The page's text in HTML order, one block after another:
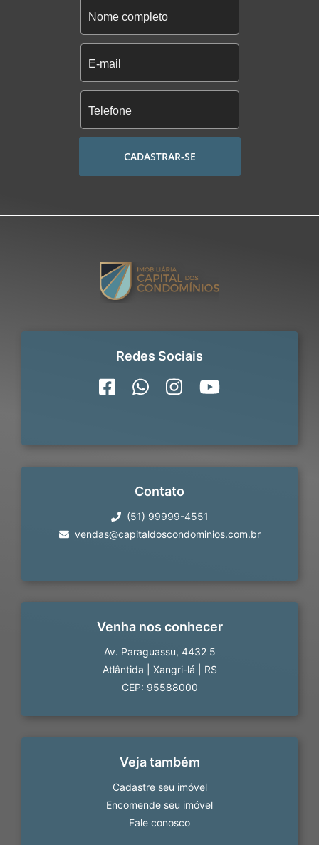
CADASTRAR-SE
Redes Sociais
Contato
(51) 99999-4551
vendas@capitaldoscondominios.com.br
Venha nos conhecer
Av. Paraguassu, 4432 5
Atlântida
Xangri-lá
RS
CEP: 95588000
Veja também
Cadastre seu imóvel
Encomende seu imóvel
Fale conosco